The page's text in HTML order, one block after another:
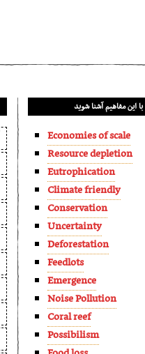
با این مفاهیم آشنا شوید
Economies of scale
Resource depletion
Eutrophication
Climate friendly
Conservation
Uncertainty
Deforestation
Feedlots
Emergence
Noise Pollution
Coral reef
Possibilism